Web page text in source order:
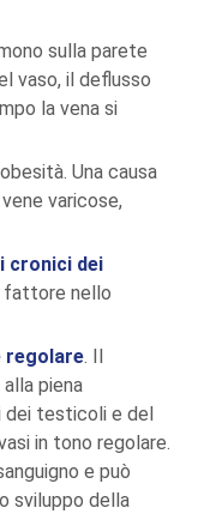
sulla parete
vaso, il deflusso
la vena si
Una causa
varicose,
cronici dei
fattore nello
regolare. Il
piena
dei testicoli e del
in tono regolare.
e può
sviluppo della